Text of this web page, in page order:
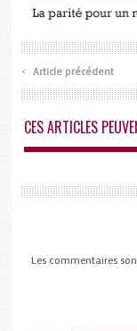
‹ Article précédent
CES ARTICLES
Les commentaires